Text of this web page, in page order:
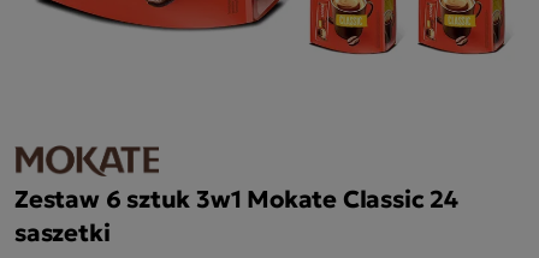
Zestaw 6 sztuk 3w1 Mokate Classic 24
saszetki